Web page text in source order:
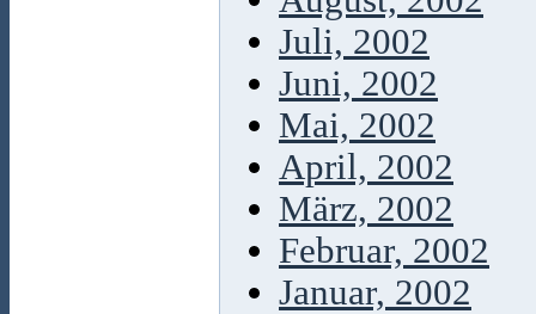
Juli, 2002
Juni, 2002
Mai, 2002
April, 2002
März, 2002
Februar, 2002
Januar, 2002